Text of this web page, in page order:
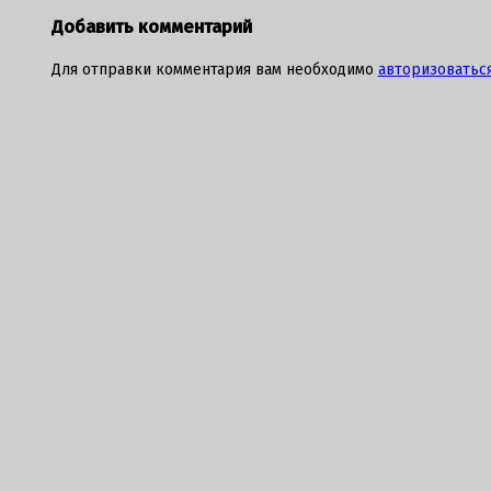
Добавить комментарий
Для отправки комментария вам необходимо